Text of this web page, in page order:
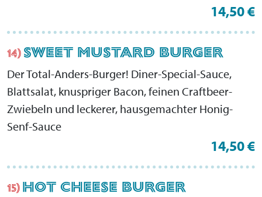
14,50 €
14) SWEET MUSTARD BURGER
Der Total-Anders-Burger! Diner-Special-Sauce,
Blattsalat, knuspriger Bacon, feinen Craftbeer-
Zwiebeln und leckerer, hausgemachter Honig-
Senf-Sauce
14,50 €
15) HOT CHEESE BURGER